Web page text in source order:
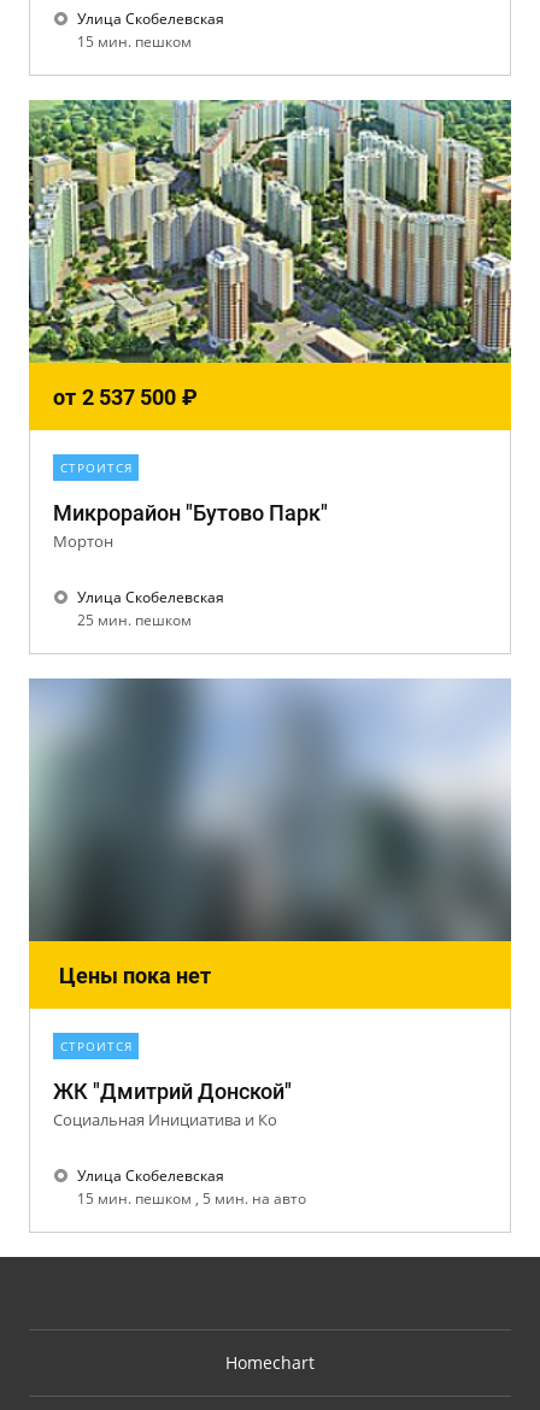
Улица Скобелевская
15 мин. пешком
от 2 537 500 ₽
СТРОИТСЯ
Микрорайон "Бутово Парк"
Мортон
Улица Скобелевская
25 мин. пешком
Цены пока нет
СТРОИТСЯ
ЖК "Дмитрий Донской"
Социальная Инициатива и Ко
Улица Скобелевская
15 мин. пешком , 5 мин. на авто
Homechart